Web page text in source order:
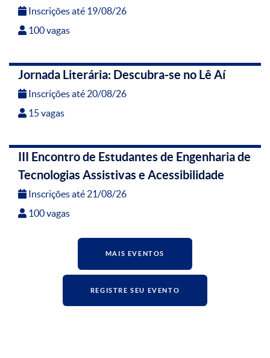
Inscrições até 19/08/26
100 vagas
Jornada Literária: Descubra-se no Lê Aí
Inscrições até 20/08/26
15 vagas
III Encontro de Estudantes de Engenharia de
Tecnologias Assistivas e Acessibilidade
Inscrições até 21/08/26
100 vagas
MAIS EVENTOS
REGISTRE SEU EVENTO